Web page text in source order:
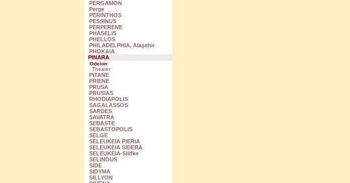
PERGAMON
Perge
PERINTHOS
PESSINUS
PERPERENE
PHASELIS
PHELLOS
PHILADELPHIA, Alaşehir
PHOKAIA
PINARA
Odeion
Theater
PITANE
PRIENE
PRUSA
PRUSIAS
RHODIAPOLIS
SAGALASSOS
SARDES
SAVATRA
SEBASTE
SEBASTOPOLIS
SELGE
SELEUKEIA PIERIA
SELEUKEIA SIDERA
SELEUKEIA-Silifke
SELINOUS
SIDE
SIDYMA
SILLYON